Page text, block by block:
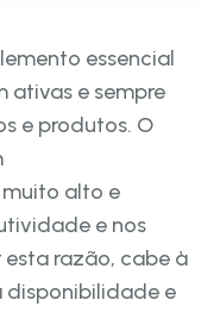
essencial
ativas e sempre
e produtos. O
alto e
e nos
esta razão, cabe à
disponibilidade e